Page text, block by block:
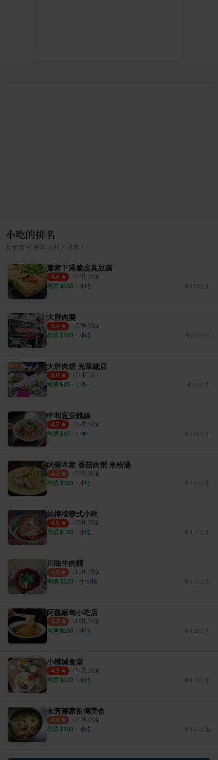
小吃的排名
新北市 中和區 小吃 的排名 ›
蕭家下港脆皮臭豆腐
4.4 （ 42則評論）
均消 $130 ・ 小吃 2.85公里
大胖肉羹
4.4 （ 37則評論）
均消 $100 ・ 小吃
大胖肉焿 光華總店
5.0 （ 7則評論）
均消 $45 ・ 小吃
中和宜安麵線
4.7 （ 29則評論）
均消 $45 ・ 小吃
阿榮本家 香菇肉粥 米粉湯
4.2 （ 23則評論）
均消 $150 ・ 小吃 4.14公里
純檸檬泰式小吃
4.5 （ 35則評論）
均消 $150 ・ 小吃 4.17公里
川味牛肉麵
4.0 （ 19則評論）
均消 $120 ・ 牛肉麵
阿薇緬甸小吃店
4.2 （ 19則評論）
均消 $100 ・ 小吃 4.29公里
小檳城食堂
4.5 （ 10則評論）
均消 $130 ・ 小吃 4.45公里
永芳陳家祖傳美食
4.0 （ 20則評論）
均消 $200 ・ 小吃 4.61公里